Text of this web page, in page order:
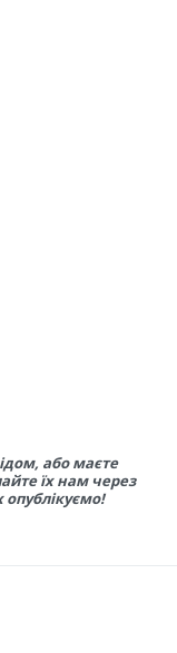
або маєте
їх нам через
опублікуємо!